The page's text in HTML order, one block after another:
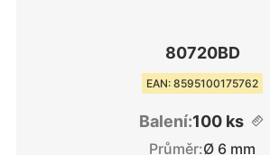
80720BD
EAN: 8595100175762
Balení:100 ks
Průměr:Ø 6 mm